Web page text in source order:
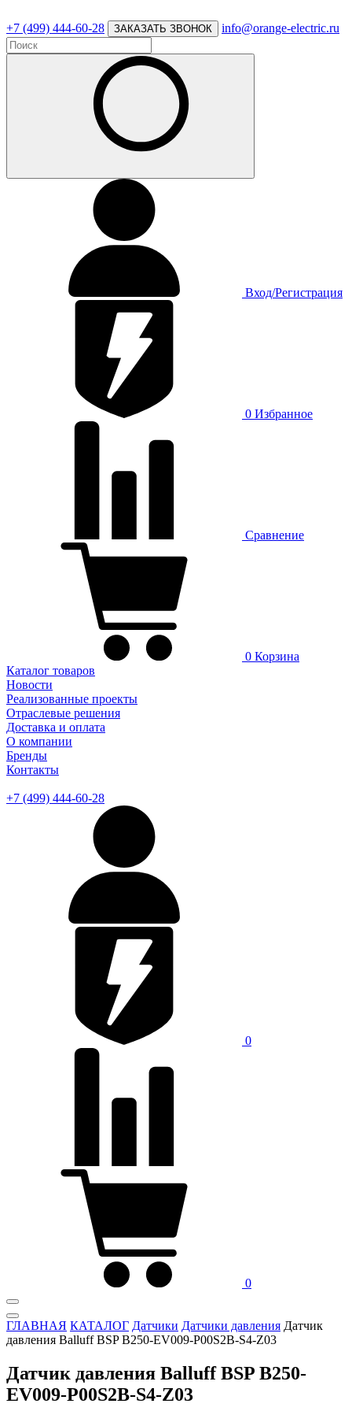
+7 (499) 444-60-28 ЗАКАЗАТЬ ЗВОНОК info@orange-electric.ru
Вход/Регистрация
0 Избранное
Сравнение
0 Корзина
Каталог товаров
Новости
Реализованные проекты
Отраслевые решения
Доставка и оплата
О компании
Бренды
Контакты
+7 (499) 444-60-28
0
0
ГЛАВНАЯ КАТАЛОГ Датчики Датчики давления Датчик
давления Balluff BSP B250-EV009-P00S2B-S4-Z03
Датчик давления Balluff BSP B250-
EV009-P00S2B-S4-Z03